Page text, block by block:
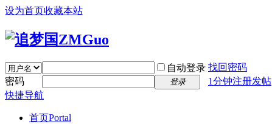
设为首页收藏本站
自动登录 找回密码
密码
登录
1分钟注册发帖
快捷导航
首页Portal